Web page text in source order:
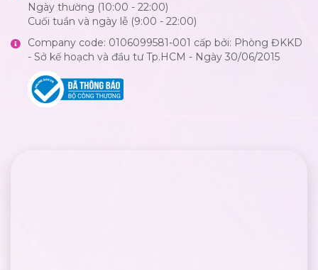
Ngày thường (10:00 - 22:00)
Cuối tuần và ngày lễ (9:00 - 22:00)
Company code: 0106099581-001 cấp bởi: Phòng ĐKKD
- Sở kế hoạch và đầu tư Tp.HCM - Ngày 30/06/2015